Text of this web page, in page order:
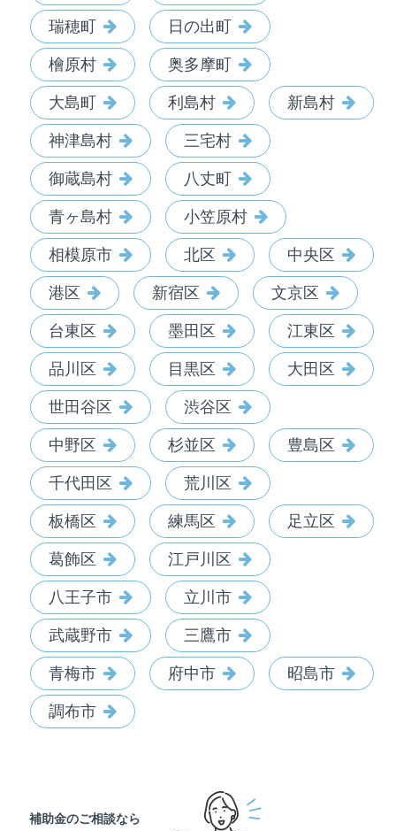
瑞穂町 日の出町
檜原村 奥多摩町
大島町 利島村 新島村
神津島村 三宅村
御蔵島村 八丈町
青ヶ島村 小笠原村
相模原市 北区 中央区
港区 新宿区 文京区
台東区 墨田区 江東区
品川区 目黒区 大田区
世田谷区 渋谷区
中野区 杉並区 豊島区
千代田区 荒川区
板橋区 練馬区 足立区
葛飾区 江戸川区
八王子市 立川市
武蔵野市 三鷹市
青梅市 府中市 昭島市
調布市
補助金のご相談なら